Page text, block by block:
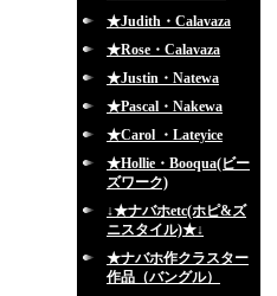
★Judith・Calavaza
★Rose・Calavaza
★Justin・Natewa
★Pascal・Nakewa
★Carol ・Lateyice
★Hollie・Booqua(ビー
ズワーク)
↓★ナバホetc(ホピ&ズ
ニスタイル)★↓
★ナバホ作クラスター
作品（バングル）